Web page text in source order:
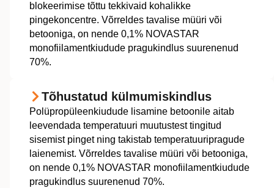
blokeerimise tõttu tekkivaid kohalikke
pingekoncentre. Võrreldes tavalise müüri või
betooniga, on nende 0,1% NOVASTAR
monofiilamentkiudude pragukindlus suurenenud
70%.
Tõhustatud külmumiskindlus
Polüpropüleenkiudude lisamine betoonile aitab
leevendada temperatuuri muutustest tingitud
sisemist pinget ning takistab temperatuuripragude
laienemist. Võrreldes tavalise müüri või betooniga,
on nende 0,1% NOVASTAR monofiilamentkiudude
pragukindlus suurenenud 70%.